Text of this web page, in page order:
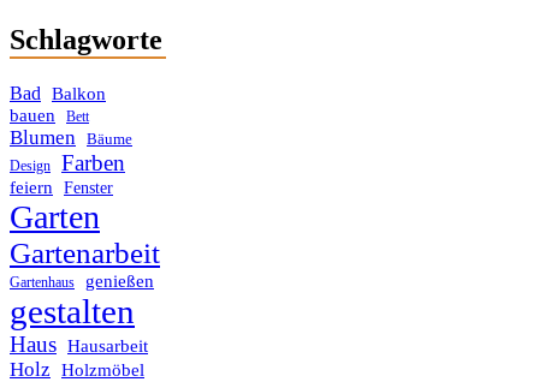
Schlagworte
Bad
Balkon
bauen
Bett
Blumen Bäume
Design Farben
feiern Fenster
Garten
Gartenarbeit
Gartenhaus genießen
gestalten
Haus Hausarbeit
Holz Holzmöbel